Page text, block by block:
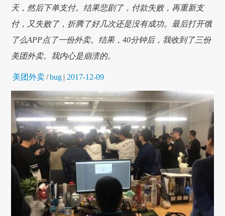
天，然后下单支付。结果悲剧了，付款失败，再重新支
付，又失败了，折腾了好几次还是没有成功。最后打开饿
了么APP点了一份外卖。结果，40分钟后，我收到了三份
美团外卖。我内心是崩溃的。
美团外卖/bug | 2017-12-09